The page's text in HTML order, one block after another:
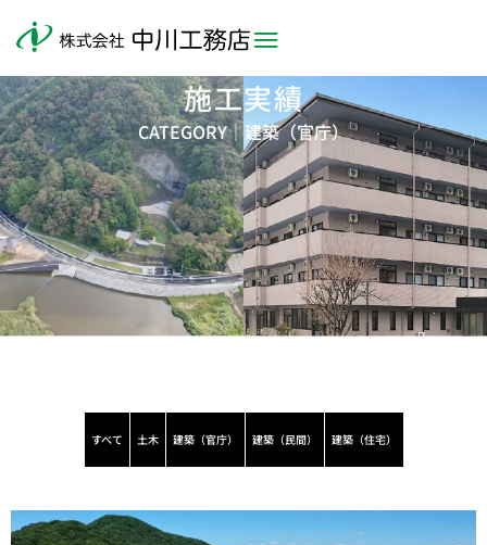
施工実績
CATEGORY｜建築（官庁）
すべて 土木 建築（官庁） 建築（民間） 建築（住宅）